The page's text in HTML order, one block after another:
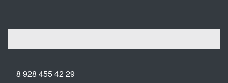
8 928 455 42 29